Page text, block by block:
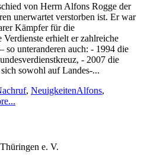
von Herrn Alfons Rogge der
unerwartet verstorben ist. Er war
Kämpfer für die
erhielt er zahlreiche
so unteranderen auch: - 1994 die
- 2007 die
sowohl auf Landes-...
, NeuigkeitenAlfons,
e. V.